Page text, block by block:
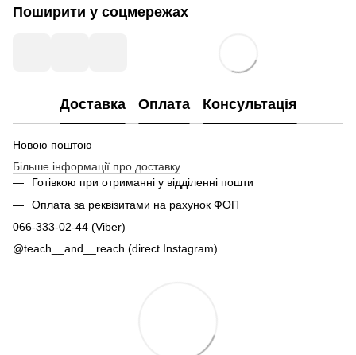
Поширити у соцмережах
Доставка Оплата Консультація
Новою поштою
Більше інформації про доставку
Готівкою при отриманні у відділенні пошти
Оплата за реквізитами на рахунок ФОП
066-333-02-44 (Viber)
@teach__and__reach (direct Instagram)